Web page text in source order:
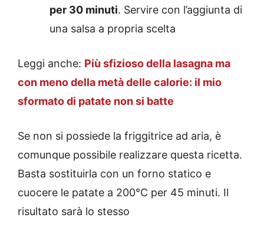
per 30 minuti. Servire con l’aggiunta di
una salsa a propria scelta
Leggi anche: Più sfizioso della lasagna ma
con meno della metà delle calorie: il mio
sformato di patate non si batte
Se non si possiede la friggitrice ad aria, è
comunque possibile realizzare questa ricetta.
Basta sostituirla con un forno statico e
cuocere le patate a 200°C per 45 minuti. Il
risultato sarà lo stesso